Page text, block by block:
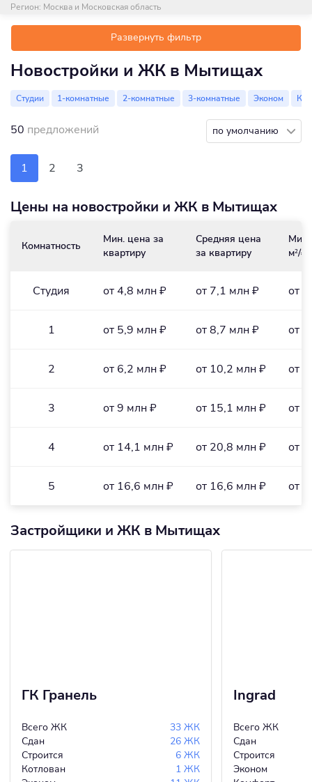
Регион: Москва и Московская область
Развернуть фильтр
Новостройки и ЖК в Мытищах
Студии 1-комнатные 2-комнатные 3-комнатные Эконом
50 предложений по умолчанию
1 2 3
Цены на новостройки и ЖК в Мытищах
Комнатность
Мин. цена за
квартиру
Средняя цена
за квартиру
Мин.
м2/₽
Студия от 4,8 млн ₽ от 7,1 млн ₽ от
1 от 5,9 млн ₽ от 8,7 млн ₽ от
2 от 6,2 млн ₽ от 10,2 млн ₽ от
3 от 9 млн ₽ от 15,1 млн ₽ от
4 от 14,1 млн ₽ от 20,8 млн ₽ от
5 от 16,6 млн ₽ от 16,6 млн ₽ от
Застройщики и ЖК в Мытищах
ГК Гранель
Всего ЖК
33 ЖК
Сдан
26 ЖК
Строится
6 ЖК
Котлован
1 ЖК
Ingrad
Всего ЖК
Сдан
Строится
Эконом